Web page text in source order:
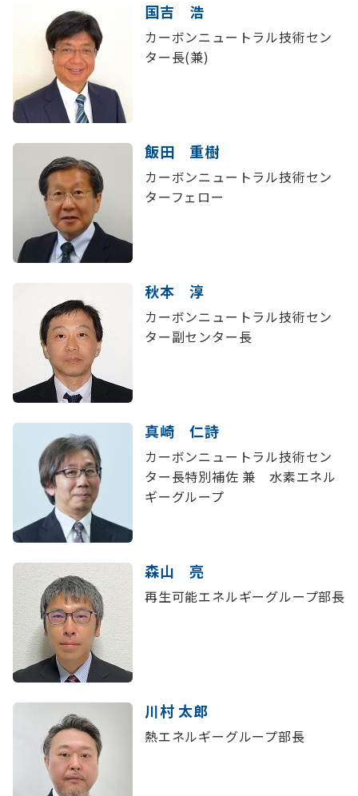
国吉 浩
カーボンニュートラル技術セン
ター長(兼)
飯田 重樹
カーボンニュートラル技術セン
ターフェロー
秋本 淳
カーボンニュートラル技術セン
ター副センター長
真崎 仁詩
カーボンニュートラル技術セン
ター長特別補佐 兼 水素エネル
ギーグループ
森山 亮
再生可能エネルギーグループ部長
川村 太郎
熱エネルギーグループ部長